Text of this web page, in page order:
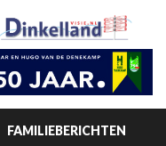
FAMILIEBERICHTEN